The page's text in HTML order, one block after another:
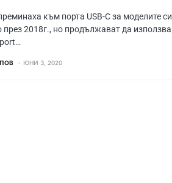
към порта USB-C за моделите си
през 2018г., но продължават да използва
ЮНИ 3, 2020